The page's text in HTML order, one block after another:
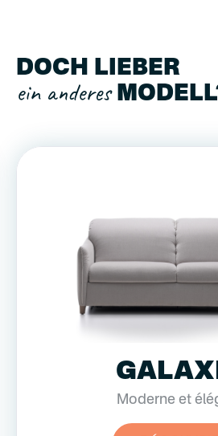
DOCH LIEBER
ein anderes
Moderne et